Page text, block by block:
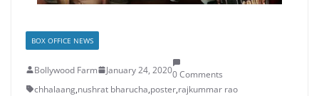
BOX OFFICE NEWS
Bollywood Farm January 24, 20200 Comments
chhalaang,nushrat bharucha,poster,rajkummar rao